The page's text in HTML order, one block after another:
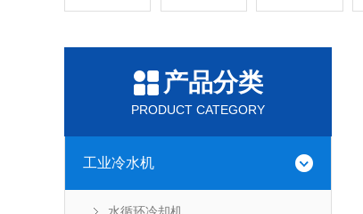
产品分类
PRODUCT CATEGORY
工业冷水机